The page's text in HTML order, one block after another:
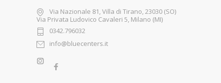
Via Nazionale 81, Villa di Tirano, 23030 (SO)
Via Privata Ludovico Cavaleri 5, Milano (MI)
0342.796032
info@bluecenters.it